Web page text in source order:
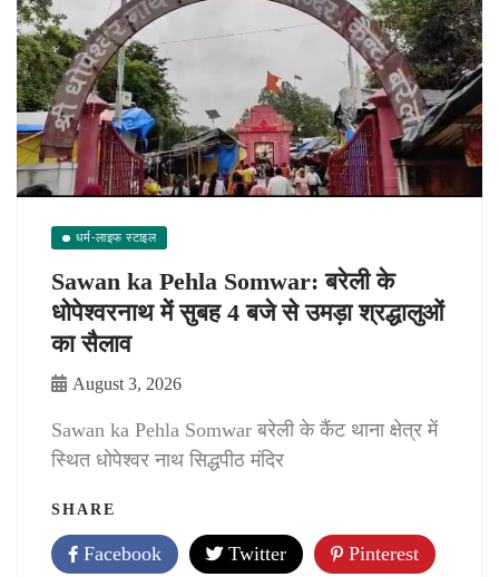
धर्म-लाइफ स्टाइल
Sawan ka Pehla Somwar: बरेली के
धोपेश्वरनाथ में सुबह 4 बजे से उमड़ा श्रद्धालुओं
का सैलाव
August 3, 2026
Sawan ka Pehla Somwar बरेली के कैंट थाना क्षेत्र में
स्थित धोपेश्वर नाथ सिद्धपीठ मंदिर
SHARE
Facebook Twitter Pinterest